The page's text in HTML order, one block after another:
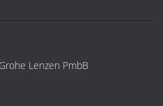
Lenzen PmbB